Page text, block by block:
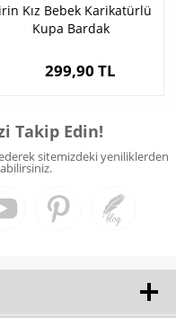
Kız Bebek Karikatürlü
Kupa Bardak
299,90 TL
Takip Edin!
sitemizdeki yeniliklerden